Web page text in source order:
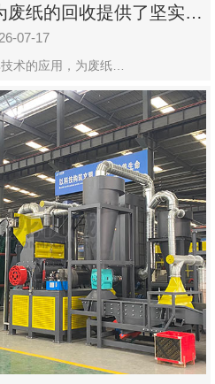
纸的回收提供了坚实的
保障07-17
术的应用，为废纸…